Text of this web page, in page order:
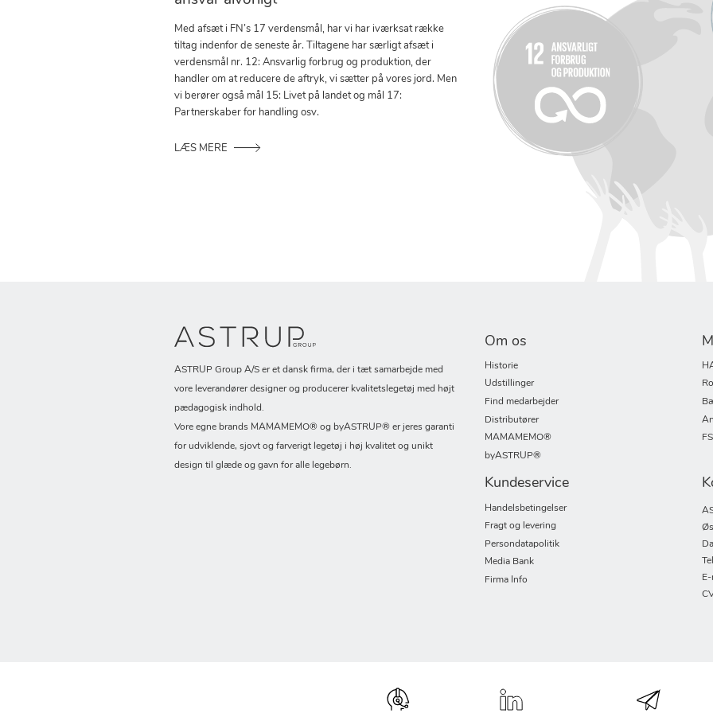
Med afsæt i FN’s 17 verdensmål, har vi har iværksat række
tiltag indenfor de seneste år. Tiltagene har særligt afsæt i
verdensmål nr. 12: Ansvarlig forbrug og produktion, der
handler om at reducere de aftryk, vi sætter på vores jord. Men
vi berører også mål 15: Livet på landet og mål 17:
Partnerskaber for handling osv.
LÆS MERE
ASTRUP Group A/S er et dansk firma, der i tæt samarbejde med
vore leverandører designer og producerer kvalitetslegetøj med højt
pædagogisk indhold.
Vore egne brands MAMAMEMO® og byASTRUP® er jeres garanti
for udviklende, sjovt og farverigt legetøj i høj kvalitet og unikt
design til glæde og gavn for alle legebørn.
Om os
Historie
Udstillinger
Find medarbejder
Distributører
MAMAMEMO®
byASTRUP®
Kundeservice
Handelsbetingelser
Fragt og levering
Persondatapolitik
Media Bank
Firma Info